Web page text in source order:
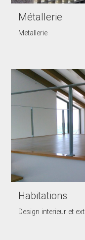
Métallerie
Metallerie
Habitations
Design interieur et